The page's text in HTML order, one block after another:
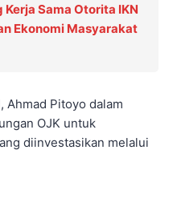
Kerja Sama Otorita IKN
Ekonomi Masyarakat
Ahmad Pitoyo dalam
OJK untuk
diinvestasikan melalui